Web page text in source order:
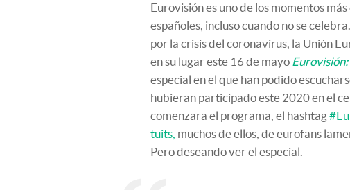
Eurovisión es uno de los momentos
españoles, incluso cuando no se
por la crisis del coronavirus, la Unión
en su lugar este 16 de mayo
especial en el que han podido
hubieran participado este 2020 en el
comenzara el programa, el hashtag
tuits, muchos de ellos, de eurofans
Pero deseando ver el especial.